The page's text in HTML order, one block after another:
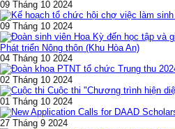
09 Tháng 10 2024
09 Tháng 10 2024
Phát triển Nông thôn (Khu Hòa An)
04 Tháng 10 2024
02 Tháng 10 2024
Cuộc thi "Chương trình hiện
01 Tháng 10 2024
27 Tháng 9 2024